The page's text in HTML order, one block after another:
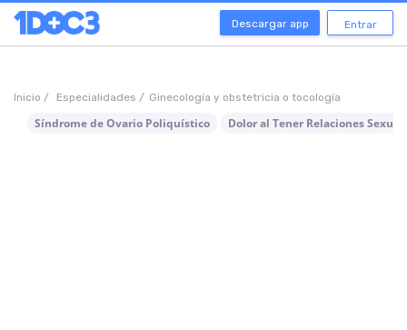
Descargar app Entrar
Inicio / Especialidades / Ginecología y obstetricia o tocología
Síndrome de Ovario Poliquístico Dolor al Tener Relaciones